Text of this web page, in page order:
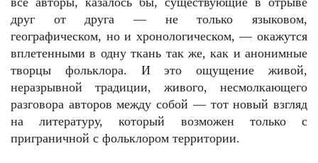
друг от друга — не только языковом,
географическом, но и хронологическом, — окажутся
вплетенными в одну ткань так же, как и анонимные
творцы фольклора. И это ощущение живой,
неразрывной традиции, живого, несмолкающего
разговора авторов между собой — тот новый взгляд
на литературу, который возможен только с
приграничной с фольклором территории.